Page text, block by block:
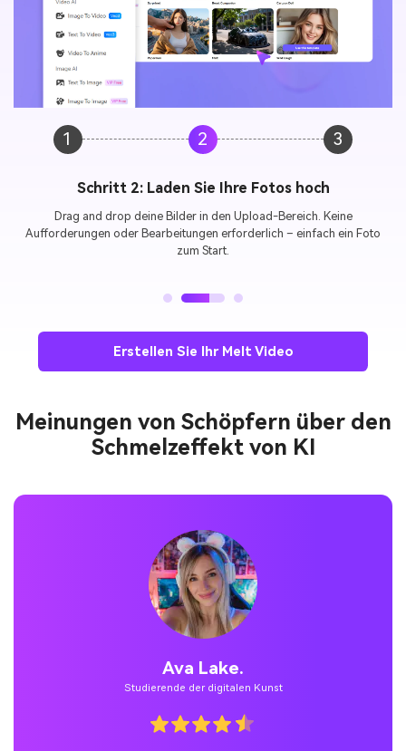
1 2 3
Schritt 2: Laden Sie Ihre Fotos hoch
Drag and drop deine Bilder in den Upload-Bereich. Keine
Aufforderungen oder Bearbeitungen erforderlich – einfach ein Foto
zum Start.
Erstellen Sie Ihr Melt Video
Meinungen von Schöpfern über den
Schmelzeffekt von KI
Ava Lake.
Studierende der digitalen Kunst